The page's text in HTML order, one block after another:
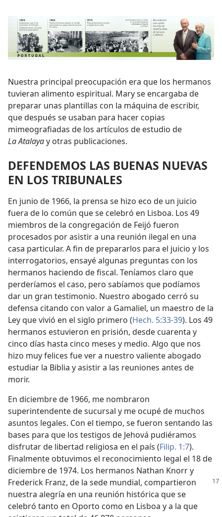
Nuestra principal preocupación era que los hermanos
tuvieran alimento espiritual. Mary se encargaba de
preparar unas plantillas con la máquina de escribir,
que después se usaban para hacer copias
mimeografiadas de los artículos de estudio de
La Atalayay otras publicaciones.
DEFENDEMOS LAS BUENAS NUEVAS
EN LOS TRIBUNALES
En junio de 1966, la prensa se hizo eco de un juicio
fuera de lo común que se celebró en Lisboa. Los 49
miembros de la congregación de Feijó fueron
procesados por asistir a una reunión ilegal en una
casa particular. A fin de prepararlos para el juicio y los
interrogatorios, ensayé algunas preguntas con los
hermanos haciendo de fiscal. Teníamos claro que
perderíamos el caso, pero sabíamos que podíamos
dar un gran testimonio. Nuestro abogado cerró su
defensa citando con valor a Gamaliel, un maestro de la
Ley que vivió en el siglo primero (Hech. 5:33-39). Los 49
hermanos estuvieron en prisión, desde cuarenta y
cinco días hasta cinco meses y medio. Algo que nos
hizo muy felices fue ver a nuestro valiente abogado
estudiar la Biblia y asistir a las reuniones antes de
morir.
En diciembre de 1966, me nombraron
superintendente de sucursal y me ocupé de muchos
asuntos legales. Con el tiempo, se fueron sentando las
bases para que los testigos de Jehová pudiéramos
disfrutar de libertad religiosa en el país (Filip. 1:7).
Finalmente obtuvimos el reconocimiento legal el 18 de
diciembre de 1974. Los hermanos Nathan Knorr y
Frederick Franz, de la sede mundial, compartieron
nuestra alegría en una reunión histórica que se
celebró tanto en Oporto como en Lisboa y a la que